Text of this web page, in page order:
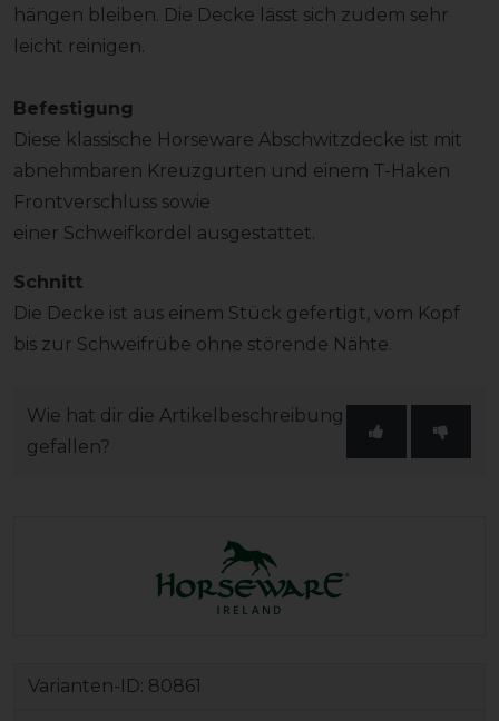
hängen bleiben. Die Decke lässt sich zudem sehr
leicht reinigen.
Befestigung
Diese klassische Horseware Abschwitzdecke ist mit
abnehmbaren Kreuzgurten und einem T-Haken
Frontverschluss sowie
einer Schweifkordel ausgestattet.
Schnitt
Die Decke ist aus einem Stück gefertigt, vom Kopf
bis zur Schweifrübe ohne störende Nähte.
Wie hat dir die Artikelbeschreibung
gefallen?
Varianten-ID: 80861